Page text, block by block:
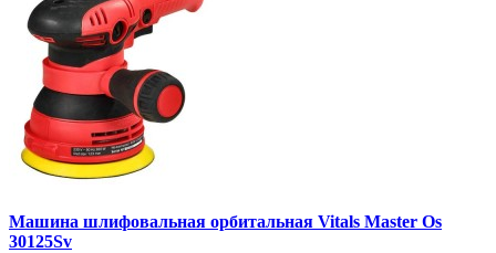
Машина шлифовальная орбитальная Vitals Master Os
30125Sv